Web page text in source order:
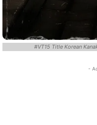
#VT15 Title Korean
-